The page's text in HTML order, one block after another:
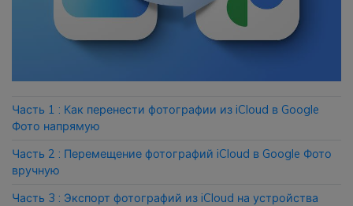
Передавайте данные WhatsApp &
WhatsApp Business без сброса
настроек к заводским.
Передавайте данные смартфона,
устройствами.
Часть 1 : Как перенести фотографии из iCloud в Google
Фото напрямую
Часть 2 : Перемещение фотографий iCloud в Google Фото
вручную
Часть 3 : Экспорт фотографий из iCloud на устройства